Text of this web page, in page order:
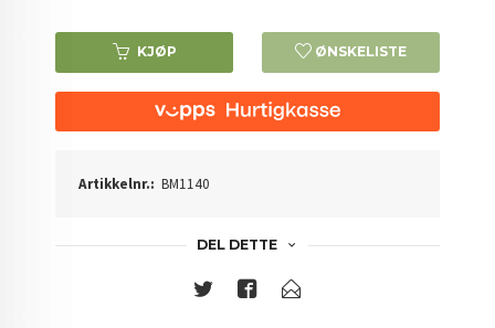
KJØP ØNSKELISTE
Artikkelnr.: BM1140
DEL DETTE